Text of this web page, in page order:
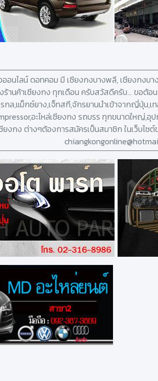
อนไลน์ ดอทคอม มี เซียงกงบางพลี, เชียงกงบ
านค้าเซียงกง ทุกเดือน ครับสวัสดีครับ... ขอต้อ
,แม็กซ์ยาง,เจ็ทสกี,จักรยานนำเข้าจากญี่ปุ่น,เ
อะไหล่เซียงกง รถบรร ทุกขนาดใหญ่
ยงกง ต่างๆต้องการสมัครเป็นสมาชิก ในเว็บไ